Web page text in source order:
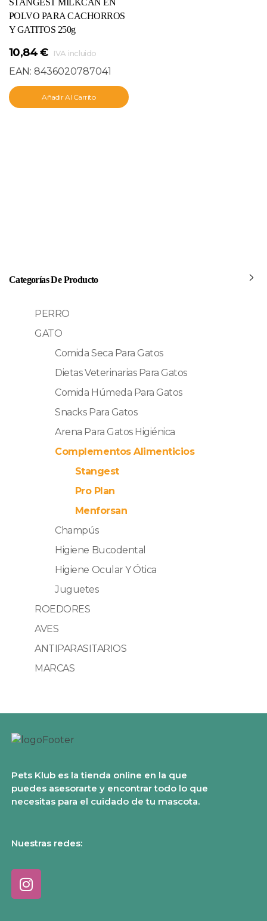
STANGEST MILKCAN EN
POLVO PARA CACHORROS
Y GATITOS 250g
10,84€ IVA incluido
EAN: 8436020787041
Añadir Al Carrito
Categorías De Producto
PERRO
GATO
Comida Seca Para Gatos
Dietas Veterinarias Para Gatos
Comida Húmeda Para Gatos
Snacks Para Gatos
Arena Para Gatos Higiénica
Complementos Alimenticios
Stangest
Pro Plan
Menforsan
Champús
Higiene Bucodental
Higiene Ocular Y Ótica
Juguetes
ROEDORES
AVES
ANTIPARASITARIOS
MARCAS
Pets Klub es la tienda online en la que
puedes asesorarte y encontrar todo lo que
necesitas para el cuidado de tu mascota.
Nuestras redes: